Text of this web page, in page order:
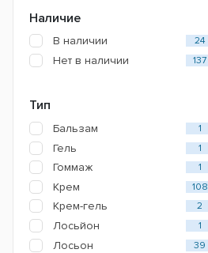
Наличие
В наличии 24
Нет в наличии 137
Тип
Бальзам 1
Гель 1
Гоммаж 1
Крем 108
Крем-гель 2
Лосьйон 1
Лосьон
39